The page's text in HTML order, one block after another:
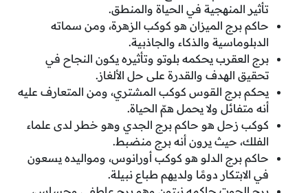
تأثير المنهجية في الحياة والمنطق.
حاكم برج الميزان هو كوكب الزهرة، ومن سماته
الدبلوماسية والذكاء والجاذبية.
برج العقرب يحكمه بلوتو وتأثيره يكون النجاح في
تحقيق الهدف والقدرة على حل الألغاز.
يحكم برج القوس كوكب المشتري، ومن المتعارف عليه
أنه متفائل ولا يحمل همّ الحياة.
كوكب زحل هو حاكم برج الجدي وهو خطر لدى علماء
الفلك، حيث يرون أنه برج منضبط.
حاكم برج الدلو هو كوكب أورانوس، ومواليده يسعون
في الابتكار دومًا ولديهم طباع نبيلة.